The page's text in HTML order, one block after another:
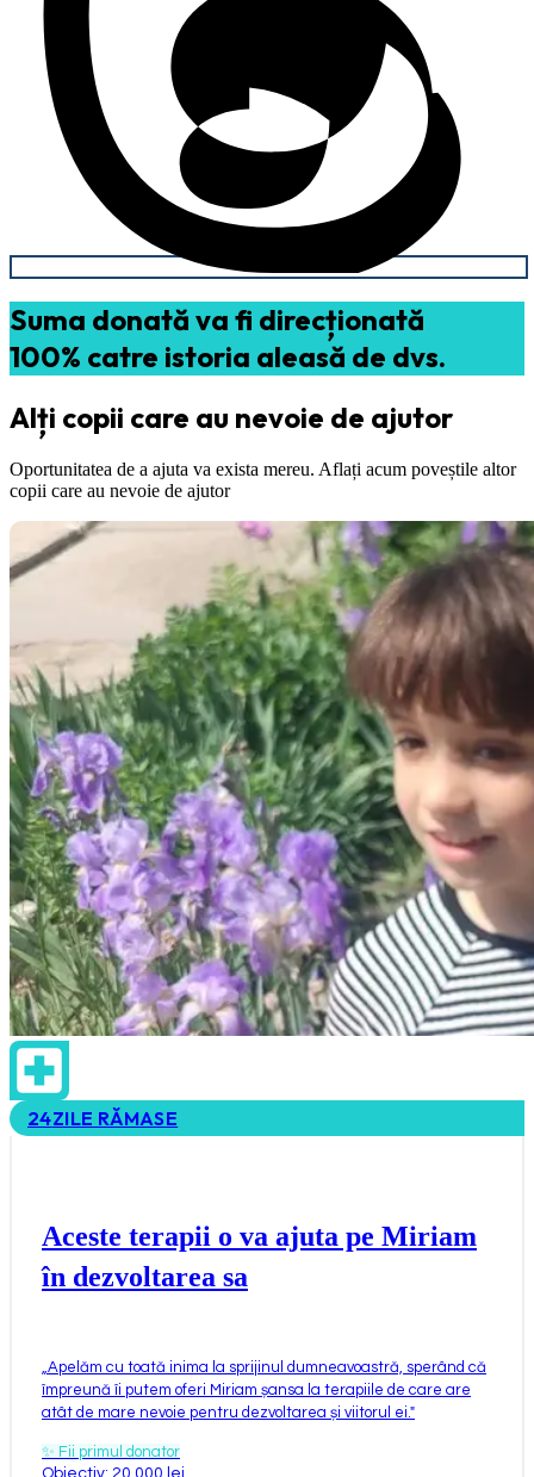
Suma donată va fi direcționată
100% catre istoria aleasă de dvs.
Alți copii care au nevoie de ajutor
Oportunitatea de a ajuta va exista mereu. Aflați acum poveștile altor
copii care au nevoie de ajutor
24ZILE RĂMASE
Aceste terapii o va ajuta pe Miriam
în dezvoltarea sa
Apelăm cu toată inima la sprijinul dumneavoastră, sperând că
împreună îi putem oferi Miriam șansa la terapiile de care are
atât de mare nevoie pentru dezvoltarea și viitorul ei. "
✨ Fii primul donator
Obiectiv: 20.000 lei